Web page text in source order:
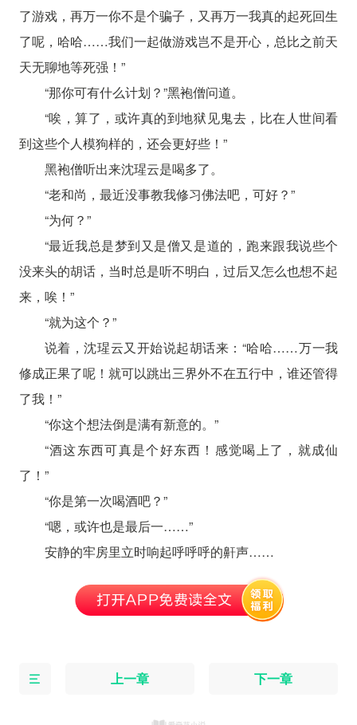
了游戏，再万一你不是个骗子，又再万一我真的起死回生
了呢，哈哈……我们一起做游戏岂不是开心，总比之前天
天无聊地等死强！”
“那你可有什么计划？”黑袍僧问道。
“唉，算了，或许真的到地狱见鬼去，比在人世间看
到这些个人模狗样的，还会更好些！”
黑袍僧听出来沈瑆云是喝多了。
“老和尚，最近没事教我修习佛法吧，可好？”
“为何？”
“最近我总是梦到又是僧又是道的，跑来跟我说些个
没来头的胡话，当时总是听不明白，过后又怎么也想不起
来，唉！”
“就为这个？”
说着，沈瑆云又开始说起胡话来：“哈哈……万一我
修成正果了呢！就可以跳出三界外不在五行中，谁还管得
了我！”
“你这个想法倒是满有新意的。”
“酒这东西可真是个好东西！感觉喝上了，就成仙
了！”
“你是第一次喝酒吧？”
“嗯，或许也是最后一……”
安静的牢房里立时响起呼呼呼的鼾声……
上一章 下一章